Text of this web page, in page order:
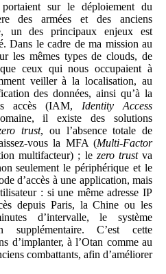
portaient sur le déploiement du
des armées et des anciens
un des principaux enjeux est
Dans le cadre de ma mission au
les mêmes types de clouds, de
ceux qui nous occupaient à
veiller à la localisation, au
des données, ainsi qu’à la
accès (IAM, Identity Access
il existe des solutions
trust, ou l’absence totale de
vous la MFA (Multi-Factor
multifacteur) ; le zero trustva
seulement le périphérique et le
d’accès à une application, mais
: si une même adresse IP
depuis Paris, la Chine ou les
d’intervalle, le système
supplémentaire. C’est cette
d’implanter, à l’Otan comme au
combattants, afin d’améliorer